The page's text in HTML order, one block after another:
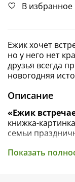
В избранное
Ежик хочет
но у него нет
друзья всегда
новогодняя
Описание
«Ежик
книжка-
семьи
Прекрасный
Показать